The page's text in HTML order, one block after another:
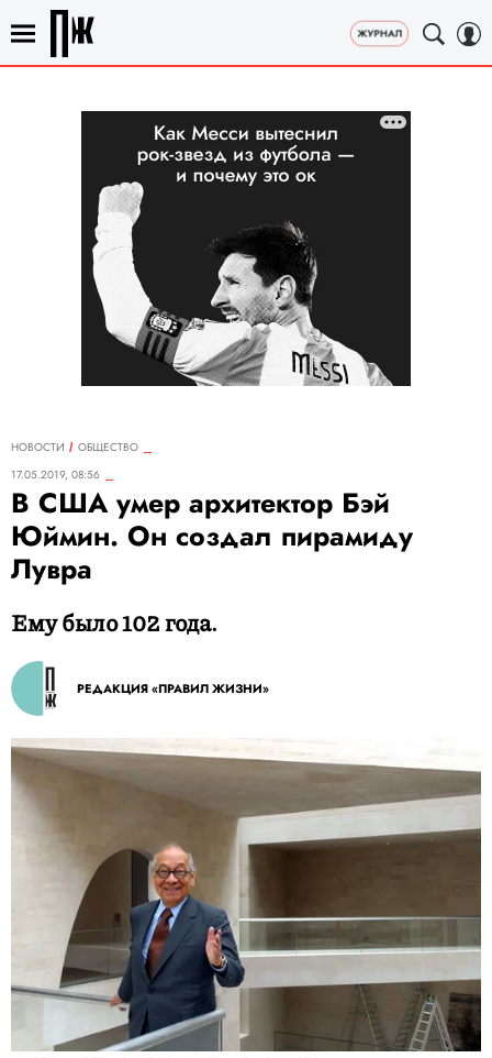
НОВОСТИ
ОБЩЕСТВО
17.05.2019, 08:56
В США умер архитектор Бэй
Юймин. Он создал пирамиду
Лувра
Ему было 102 года.
РЕДАКЦИЯ «ПРАВИЛ ЖИЗНИ»